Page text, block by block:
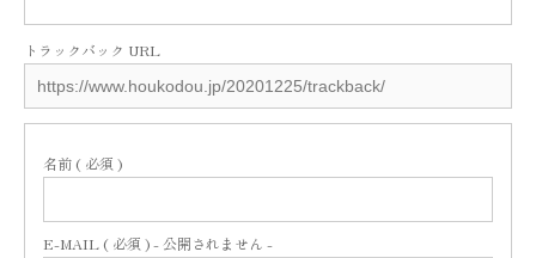
トラックバック URL
名前 ( 必須 )
E-MAIL ( 必須 ) - 公開されません -